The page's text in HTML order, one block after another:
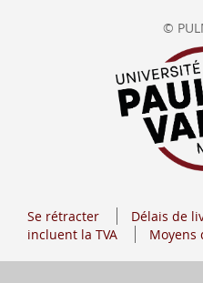
©
Se rétracter Délais de
incluent la TVA
Moyens